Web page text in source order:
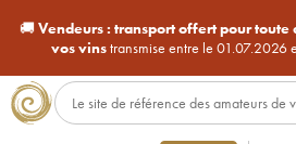
🚚Vendeurs : transport offert pour toute
vos vinstransmise entre le